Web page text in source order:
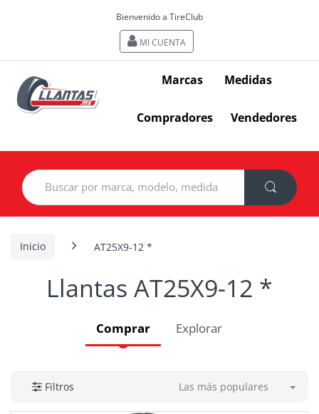
Bienvenido a TireClub
MI CUENTA
Marcas Medidas
Compradores Vendedores
Search
for:
Inicio AT25X9-12 *
Llantas AT25X9-12 *
Comprar Explorar
Filtros Las más populares